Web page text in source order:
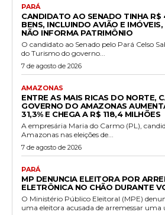
PARÁ
CANDIDATO AO SENADO TINHA R$
BENS, INCLUINDO AVIÃO E
NÃO INFORMA PATRIMÔNIO
O candidato ao Senado pelo Pará Celso
do Turismo do governo...
7 de agosto de 2026
AMAZONAS
ENTRE AS MAIS RICAS DO NORTE,
GOVERNO DO AMAZONAS
31,3% E CHEGA A R$ 118,4 MILHÕES
A empresária Maria do Carmo (PL),
Amazonas nas eleições de...
7 de agosto de 2026
PARÁ
MP DENUNCIA ELEITORA POR
ELETRÔNICA NO CHÃO DURANTE
O Ministério Público Eleitoral (MPE)
uma eleitora acusada de arremessar uma